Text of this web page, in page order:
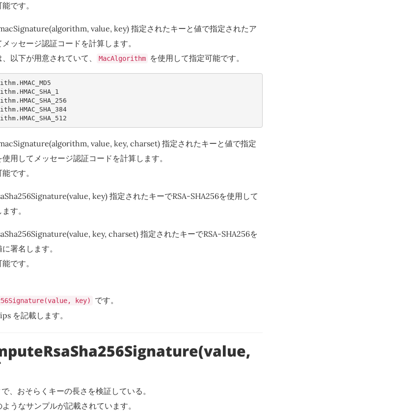
です。
value, key) 指定されたキーと値で指定されたア
ッセージ認証コードを計算します。
以下が用意されていて、
MacAlgorithm を使用して指定可能です。
. HMAC_MD5
. HMAC_SHA_1
. HMAC_SHA_256
. HMAC_SHA_384
. HMAC_SHA_512
value, key, charset) 指定されたキーと値で指定
用してメッセージ認証コードを計算します。
です。
key) 指定されたキーでRSA-SHA256を使用して
す。
key, charset) 指定されたキーでRSA-SHA256を
署名します。
です。
key)
です。
を記載します。
、おそらくキーの長さを検証している。
うなサンプルが記載されています。